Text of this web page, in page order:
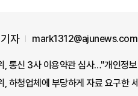
자 mark1312@ajunews.com
, 통신 3사 이용약관 심사…"개인정
, 하청업체에 부당하게 자료 요구한